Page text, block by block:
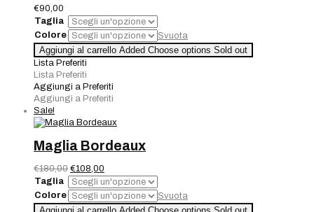
inserti
ricamati
quantità
€90,00
Taglia
Colore
Svuota
Borsetta
Sagomata
quantità
Aggiungi al carrello Added Choose options Sold out
Lista Preferiti
Lista Preferiti
Aggiungi a Preferiti
Aggiungi a Preferiti
Sale!
Maglia Bordeaux
€180,00 Il
prezzo
originale
era:
€108,00
prezzo
attuale
è:
Taglia
Colore
Svuota
Maglia